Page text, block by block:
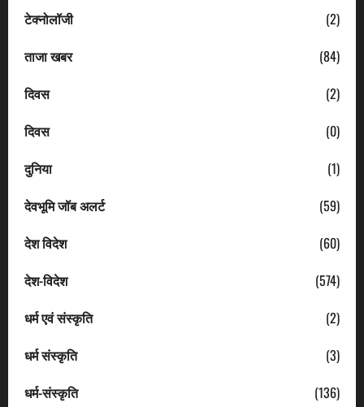
टेक्नोलॉजी
(2)
ताजा खबर
(84)
दिवस
(2)
दिवस
(0)
दुनिया
(1)
देवभूमि जॉब अलर्ट
(59)
देश विदेश
(60)
देश-विदेश
(574)
धर्म एवं संस्कृति
(2)
धर्म संस्कृति
(3)
धर्म-संस्कृति
(136)